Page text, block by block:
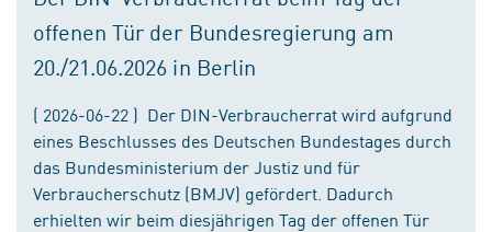
offenen Tür der Bundesregierung am
20./21.06.2026 in Berlin
( 2026-06-22 ) Der DIN-Verbraucherrat wird aufgrund
eines Beschlusses des Deutschen Bundestages durch
das Bundesministerium der Justiz und für
Verbraucherschutz (BMJV) gefördert. Dadurch
erhielten wir beim diesjährigen Tag der offenen Tür